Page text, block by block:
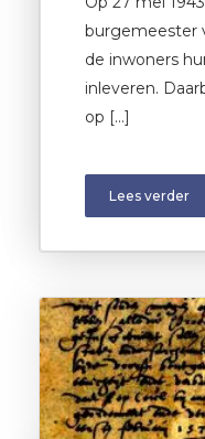
burgemeester
de inwoners
inleveren.
op […]
Lees verder